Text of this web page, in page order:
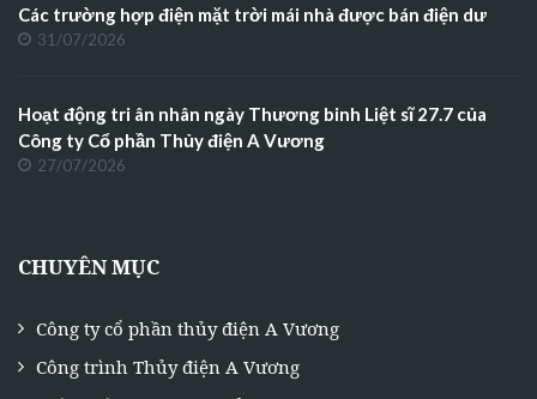
Các trường hợp điện mặt trời mái nhà được bán điện dư
31/07/2026
Hoạt động tri ân nhân ngày Thương binh Liệt sĩ 27.7 của
Công ty Cổ phần Thủy điện A Vương
27/07/2026
CHUYÊN MỤC
Công ty cổ phần thủy điện A Vương
Công trình Thủy điện A Vương